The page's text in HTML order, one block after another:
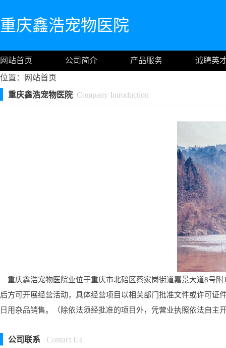
重庆鑫浩宠物医院
网站首页 公司简介 产品服务
诚聘英
位置：
网站首页
重庆鑫浩宠物医院 Company Introduction
重庆鑫浩宠物医院业位于重庆市北碚区蔡家岗街道嘉景大道8号
后方可开展经营活动，具体经营项目以相关部门批准文件或许可
日用杂品销售。（除依法须经批准的项目外，凭营业执照依法自主
公司联系 Contact Us